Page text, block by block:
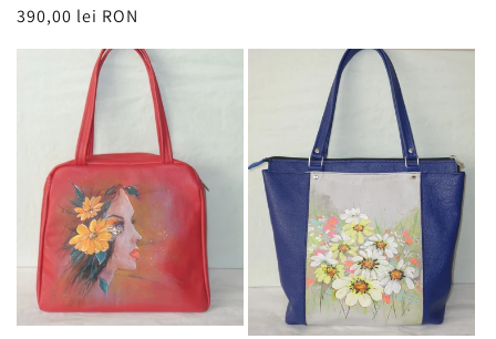
Preț
obișnuit
390,00 lei RON